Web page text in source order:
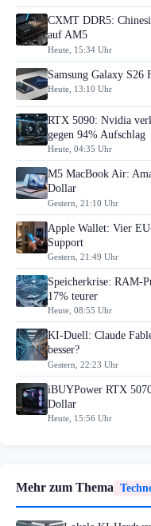
CXMT DDR5:
auf AM5
Heute, 15:34 Uhr
Samsung Galaxy S26
Heute, 13:10 Uhr
RTX 5090: Nvidia
gegen 94% Aufschlag
Heute, 04:35 Uhr
M5 MacBook Air:
Dollar
Gestern, 21:10 Uhr
Apple Wallet: Vier
Support
Gestern, 21:49 Uhr
Speicherkrise: RAM-
17% teurer
Heute, 08:55 Uhr
KI-Duell: Claude
besser?
Gestern, 22:23 Uhr
iBUYPower RTX
Dollar
Heute, 15:56 Uhr
Mehr zum Thema